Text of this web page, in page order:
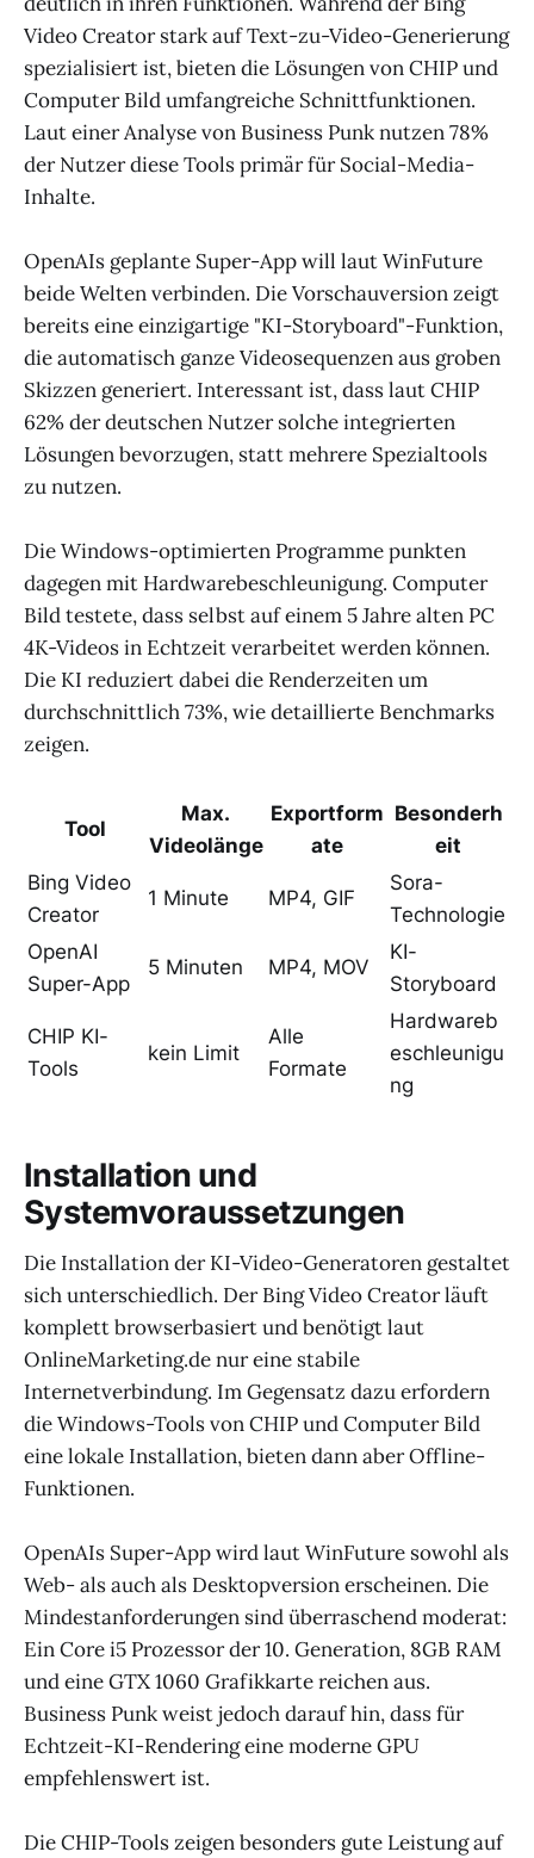
Video Creator stark auf Text-zu-Video-Generierung
spezialisiert ist, bieten die Lösungen von CHIP und
Computer Bild umfangreiche Schnittfunktionen.
Laut einer Analyse von Business Punk nutzen 78%
der Nutzer diese Tools primär für Social-Media-
Inhalte.
OpenAIs geplante Super-App will laut WinFuture
beide Welten verbinden. Die Vorschauversion zeigt
bereits eine einzigartige "KI-Storyboard"-Funktion,
die automatisch ganze Videosequenzen aus groben
Skizzen generiert. Interessant ist, dass laut CHIP
62% der deutschen Nutzer solche integrierten
Lösungen bevorzugen, statt mehrere Spezialtools
zu nutzen.
Die Windows-optimierten Programme punkten
dagegen mit Hardwarebeschleunigung. Computer
Bild testete, dass selbst auf einem 5 Jahre alten PC
4K-Videos in Echtzeit verarbeitet werden können.
Die KI reduziert dabei die Renderzeiten um
durchschnittlich 73%, wie detaillierte Benchmarks
zeigen.
Tool
Max.
Videolänge
Exportform
ate
Besonderh
eit
Bing Video
Creator
1 Minute MP4, GIF
Sora-
Technologie
OpenAI
Super-App
5 Minuten MP4, MOV
KI-
Storyboard
CHIP KI-
Tools
kein Limit
Alle
Formate
Hardwareb
eschleunigu
ng
Installation und
Systemvoraussetzungen
Die Installation der KI-Video-Generatoren gestaltet
sich unterschiedlich. Der Bing Video Creator läuft
komplett browserbasiert und benötigt laut
OnlineMarketing.de nur eine stabile
Internetverbindung. Im Gegensatz dazu erfordern
die Windows-Tools von CHIP und Computer Bild
eine lokale Installation, bieten dann aber Offline-
Funktionen.
OpenAIs Super-App wird laut WinFuture sowohl als
Web- als auch als Desktopversion erscheinen. Die
Mindestanforderungen sind überraschend moderat:
Ein Core i5 Prozessor der 10. Generation, 8GB RAM
und eine GTX 1060 Grafikkarte reichen aus.
Business Punk weist jedoch darauf hin, dass für
Echtzeit-KI-Rendering eine moderne GPU
empfehlenswert ist.
Die CHIP-Tools zeigen besonders gute Leistung auf